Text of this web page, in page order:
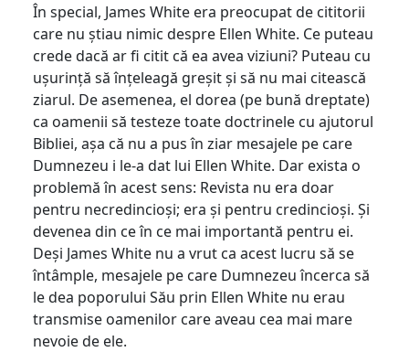
În special, James White era preocupat de cititorii
care nu știau nimic despre Ellen White. Ce puteau
crede dacă ar fi citit că ea avea viziuni? Puteau cu
ușurință să înțeleagă greșit și să nu mai citească
ziarul. De asemenea, el dorea (pe bună dreptate)
ca oamenii să testeze toate doctrinele cu ajutorul
Bibliei, așa că nu a pus în ziar mesajele pe care
Dumnezeu i le-a dat lui Ellen White. Dar exista o
problemă în acest sens: Revista nu era doar
pentru necredincioși; era și pentru credincioși. Și
devenea din ce în ce mai importantă pentru ei.
Deși James White nu a vrut ca acest lucru să se
întâmple, mesajele pe care Dumnezeu încerca să
le dea poporului Său prin Ellen White nu erau
transmise oamenilor care aveau cea mai mare
nevoie de ele.